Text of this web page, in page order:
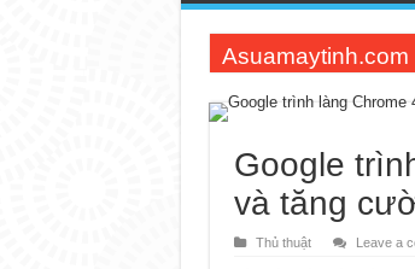
Asuamaytinh.com
Google
và tăng
Thủ thuật Leave a